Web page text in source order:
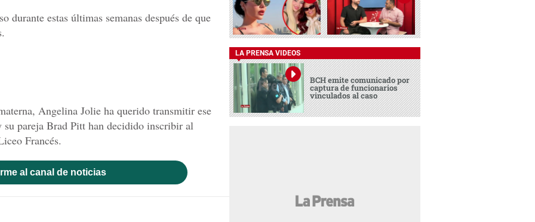
durante estas últimas semanas después de que
Angelina Jolie ha querido transmitir ese
pareja Brad Pitt han decidido inscribir al
Francés.
al canal de noticias
LA PRENSA VIDEOS
BCH emite comunicado por
captura de funcionarios
vinculados al caso